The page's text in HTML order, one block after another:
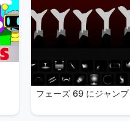
フェーズ 69 にジャンプ